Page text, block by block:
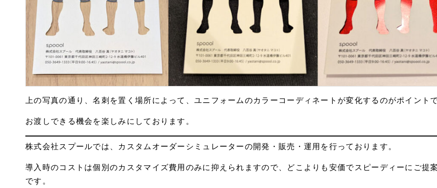
上の写真の通り、名刺を置く場所によって、ユニフォームのカラーコーディネートが変化するのがポイント
お渡しできる機会を楽しみにしております。
株式会社スプールでは、カスタムオーダーシミュレーターの開発・販売・運用を行っております。
導入時のコストは個別のカスタマイズ費用のみに抑えられますので、どこよりも安価でスピーディーにご提
です。